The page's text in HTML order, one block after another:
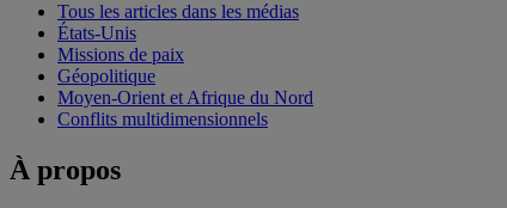
Tous les articles dans les médias
États-Unis
Missions de paix
Géopolitique
Moyen-Orient et Afrique du Nord
Conflits multidimensionnels
À propos